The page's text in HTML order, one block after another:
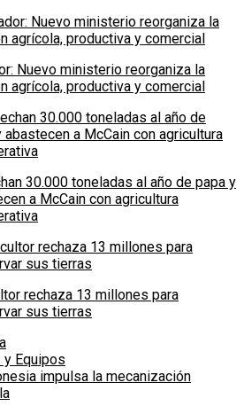
Nuevo ministerio reorganiza la
agrícola, productiva y comercial
30.000 toneladas al año de papa y
a McCain con agricultura
rechaza 13 millones para
sus tierras
y Equipos